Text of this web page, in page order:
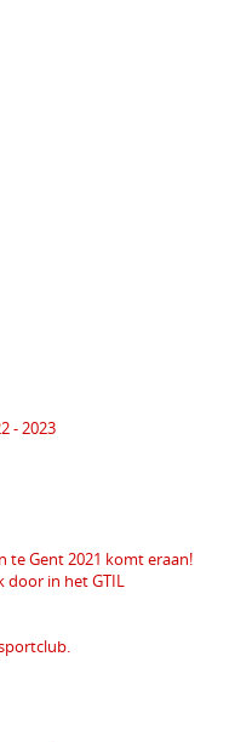
- 2023
te Gent 2021 komt eraan!
in het GTIL